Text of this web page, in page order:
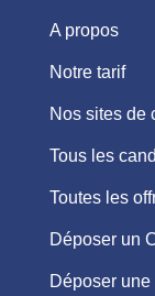
A propos
Notre tarif
Nos sites de
Tous les
Toutes les
Déposer un
Déposer